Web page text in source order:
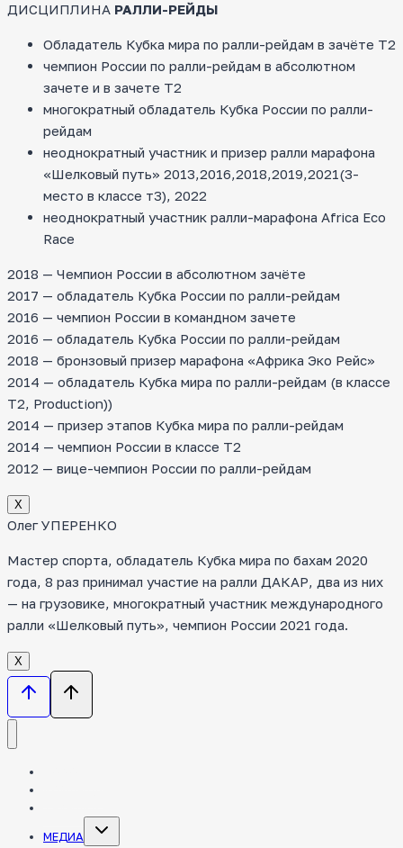
ДИСЦИПЛИНА РАЛЛИ-РЕЙДЫ
Обладатель Кубка мира по ралли-рейдам в зачёте Т2
чемпион России по ралли-рейдам в абсолютном
зачете и в зачете Т2
многократный обладатель Кубка России по ралли-
рейдам
неоднократный участник и призер ралли марафона
«Шелковый путь» 2013,2016,2018,2019,2021(3-
место в классе т3), 2022
неоднократный участник ралли-марафона Africa Eco
Race
2018 — Чемпион России в абсолютном зачёте
2017 — обладатель Кубка России по ралли-рейдам
2016 — чемпион России в командном зачете
2016 — обладатель Кубка России по ралли-рейдам
2018 — бронзовый призер марафона «Африка Эко Рейс»
2014 — обладатель Кубка мира по ралли-рейдам (в классе
T2, Production))
2014 — призер этапов Кубка мира по ралли-рейдам
2014 — чемпион России в классе Т2
2012 — вице-чемпион России по ралли-рейдам
Х
Олег УПЕРЕНКО
Мастер спорта, обладатель Кубка мира по бахам 2020
года, 8 раз принимал участие на ралли ДАКАР, два из них
— на грузовике, многократный участник международного
ралли «Шелковый путь», чемпион России 2021 года.
Х
МЕДИА
Toggle